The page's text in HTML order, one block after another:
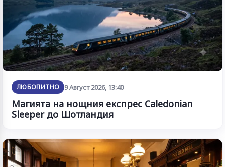
ЛЮБОПИТНО 9 Август 2026, 13:40
Магията на нощния експрес Caledonian
Sleeper до Шотландия